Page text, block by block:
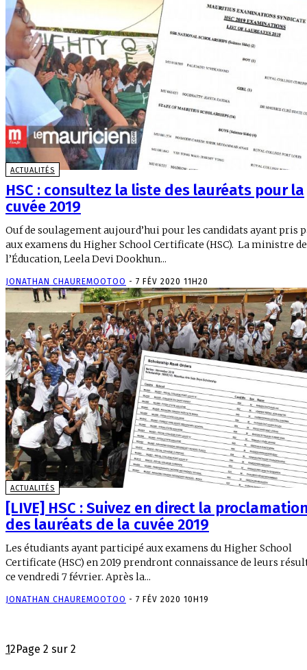
ACTUALITÉS
HSC : consultez la liste des lauréats pour la
cuvée 2019
Ouf de soulagement aujourd’hui pour les candidats ayant pris
aux examens du Higher School Certificate (HSC). La ministre de
l’Éducation, Leela Devi Dookhun...
JONATHAN CHAUREMOOTOO - 7 FÉV 2020 11H20
ACTUALITÉS
[LIVE] HSC : Suivez en direct la
des lauréats de la cuvée 2019
Les étudiants ayant participé aux examens du Higher School
Certificate (HSC) en 2019 prendront connaissance de leurs
ce vendredi 7 février. Après la...
JONATHAN CHAUREMOOTOO - 7 FÉV 2020 10H19
12 Page 2 sur 2